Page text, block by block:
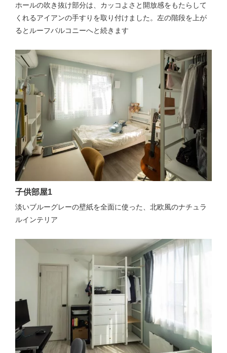
ホールの吹き抜け部分は、カッコよさと開放感をもたらして
くれるアイアンの手すりを取り付けました。左の階段を上が
るとルーフバルコニーへと続きます
子供部屋1
淡いブルーグレーの壁紙を全面に使った、北欧風のナチュラ
ルインテリア